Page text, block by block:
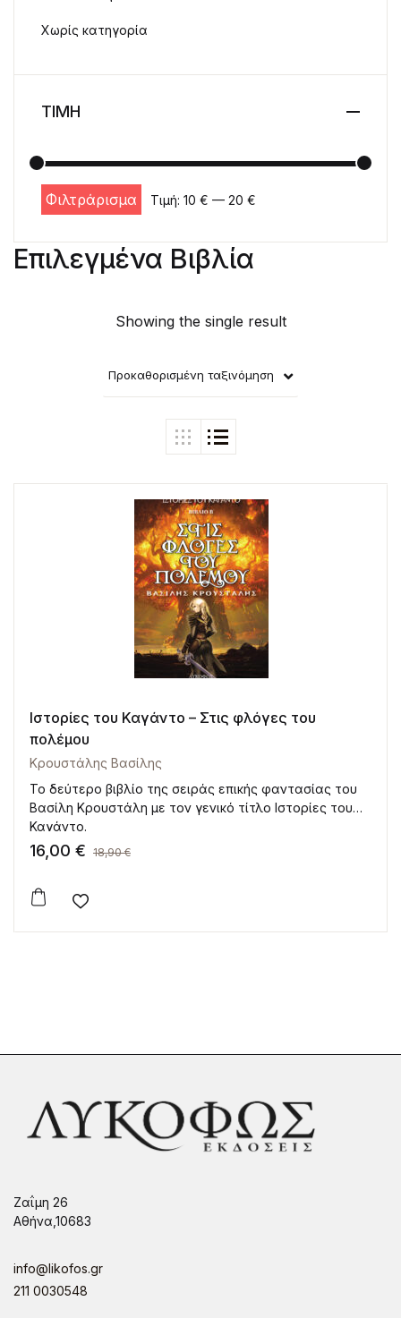
Επιλεγμένα Βιβλία
Showing the single result
Προκαθορισμένη ταξινόμηση
Ιστορίες του Καγάντο – Στις φλόγες του
πολέμου
Κρουστάλης Βασίλης
Το δεύτερο βιβλίο της σειράς επικής φαντασίας του
Βασίλη Κρουστάλη με τον γενικό τίτλο Ιστορίες του
Καγάντο.
16,00 € 18,90€
Add to wishlist
Χωρίς κατηγορία
ΤΙΜΗ
Ελάχιστη τιμή
Μέγιστη τιμή
Φιλτράρισμα Τιμή: 10 € — 20 €
Ζαΐμη 26
Αθήνα,10683
info@likofos.gr
211 0030548